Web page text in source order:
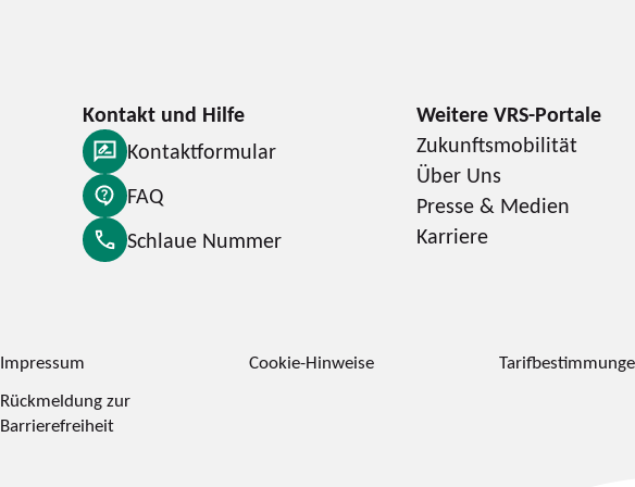
Kontaktformular
FAQ
Schlaue Nummer
Zukunftsmobilität
Über Uns
Presse & Medien
Karriere
Impressum Cookie-Hinweise
Rückmeldung zur
Barrierefreiheit